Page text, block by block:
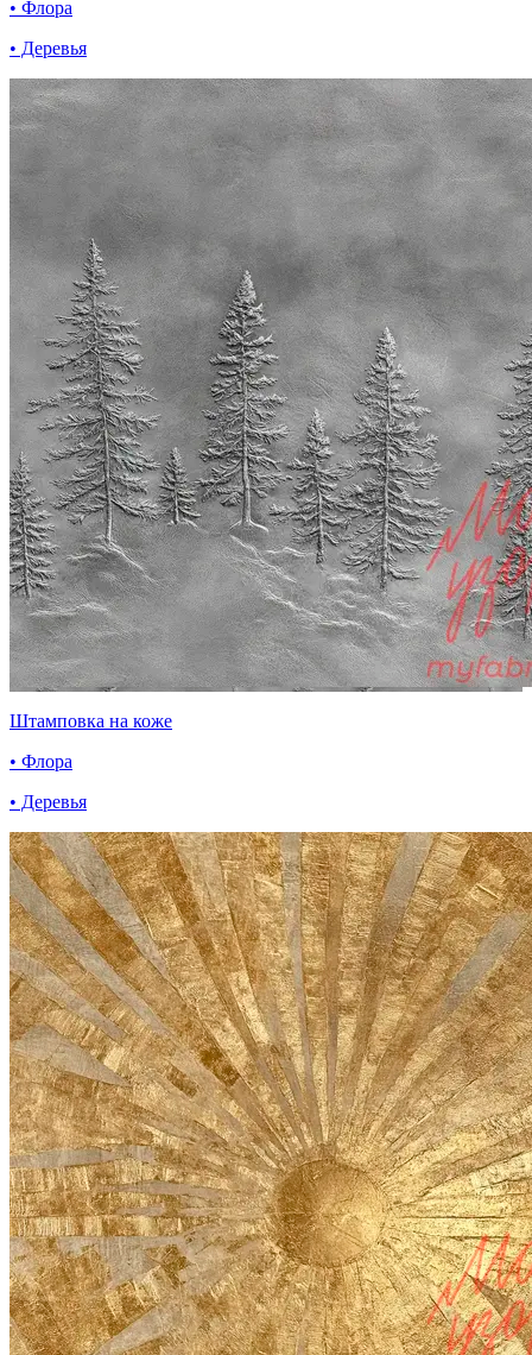
• Флора
• Деревья
Штамповка на коже
• Флора
• Деревья